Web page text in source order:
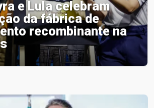
e Lula celebram
da fábrica de
recombinante na